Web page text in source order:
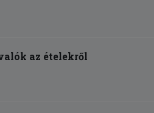
az ételekről